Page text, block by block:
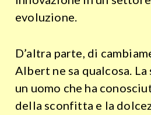
evoluzione.
D’altra parte, di
Albert ne sa qualcosa. La
un uomo che ha
della sconfitta e la